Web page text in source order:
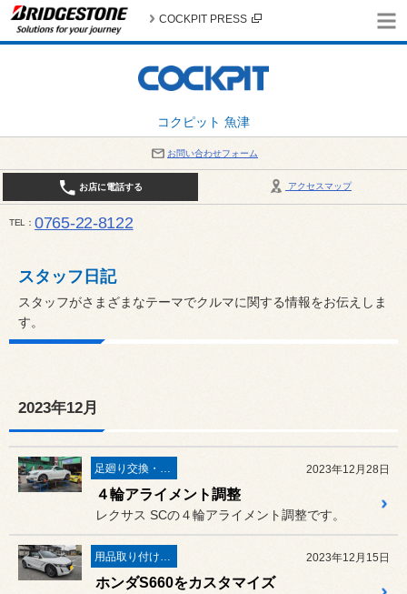
コクピット 魚津
COCKPIT PRESS
お問い合わせフォーム
アクセスマップ
お店に電話する
TEL 0765-22-8122
スタッフ日記
スタッフがさまざまなテーマでクルマに関する情報をお伝えしま
す。
2023年12月
足廻り交換・４輪アライメント調整 2023年12月28日
４輪アライメント調整
レクサス SCの４輪アライメント調整です。
用品取り付け作業 2023年12月15日
ホンダS660をカスタマイズ